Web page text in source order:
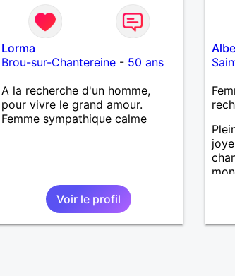
Lorma
Brou-sur-Chantereine- 50 ans
A la recherche d'un homme,
pour vivre le grand amour.
Femme sympathique calme
Voir le profil
!